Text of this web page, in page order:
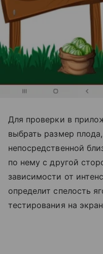
Для проверки в
выбрать размер
непосредственной
по нему с другой
зависимости от
определит спелость
тестирования на